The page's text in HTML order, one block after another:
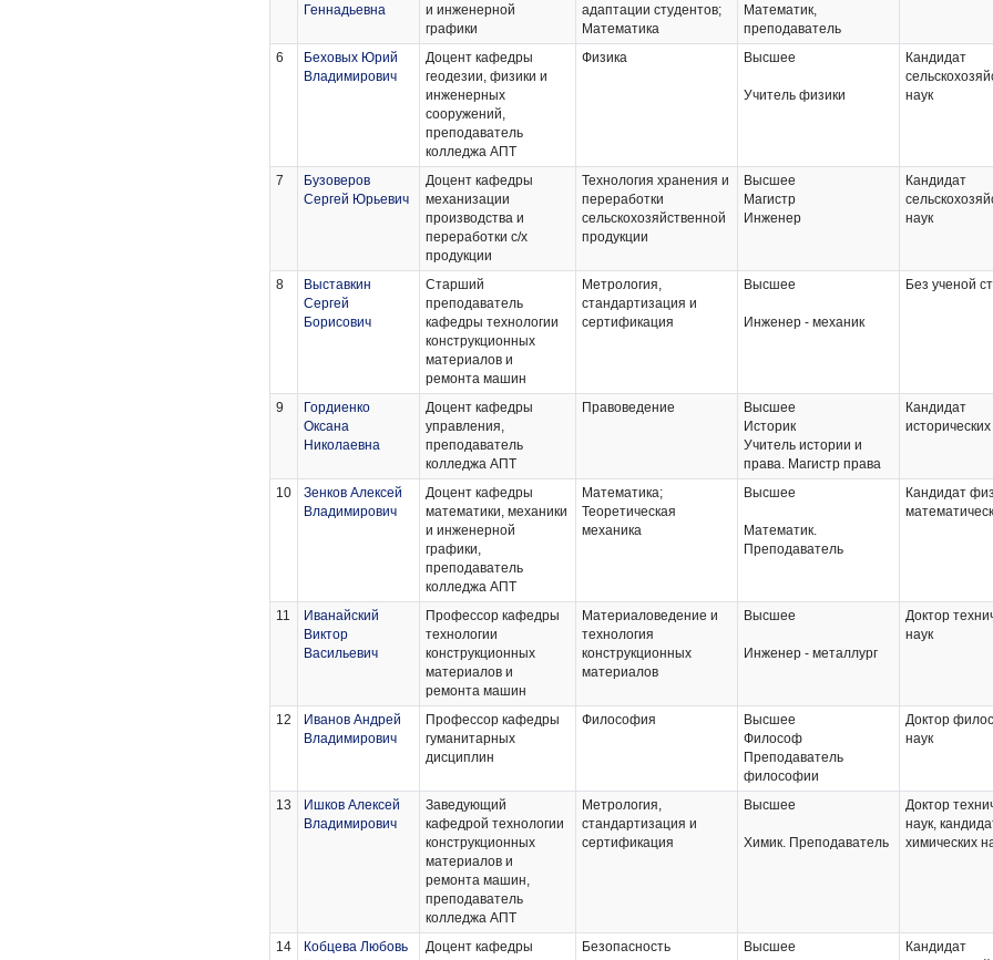
Геннадьевна
и инженерной
графики
адаптации студентов;
Математика
Математик,
преподаватель
6
Беховых Юрий
Владимирович
Доцент кафедры
геодезии, физики и
инженерных
сооружений,
преподаватель
колледжа АПТ
Физика Высшее
Учитель физики
Кандидат
наук
7
Бузоверов
Сергей Юрьевич
Доцент кафедры
механизации
производства и
переработки с/х
продукции
Технология хранения и
переработки
сельскохозяйственной
продукции
Высшее
Магистр
Инженер
Кандидат
наук
8
Выставкин
Сергей
Борисович
Старший
преподаватель
кафедры технологии
конструкционных
материалов и
ремонта машин
Метрология,
стандартизация и
сертификация
Высшее
Инженер - механик
Без ученой
9
Гордиенко
Оксана
Николаевна
Доцент кафедры
управления,
преподаватель
колледжа АПТ
Правоведение
Высшее
Историк
Учитель истории и
права. Магистр права
Кандидат
исторических
10
Зенков Алексей
Владимирович
Доцент кафедры
математики, механики
и инженерной
графики,
преподаватель
колледжа АПТ
Математика;
Теоретическая
механика
Высшее
Математик.
Преподаватель
Кандидат
11
Иванайский
Виктор
Васильевич
Профессор кафедры
технологии
конструкционных
материалов и
ремонта машин
Материаловедение и
технология
конструкционных
материалов
Высшее
Инженер - металлург
Доктор
наук
12
Иванов Андрей
Владимирович
Профессор кафедры
гуманитарных
дисциплин
Философия
Высшее
Философ
Преподаватель
философии
Доктор
наук
13
Ишков Алексей
Владимирович
Заведующий
кафедрой технологии
конструкционных
материалов и
ремонта машин,
преподаватель
колледжа АПТ
Метрология,
стандартизация и
сертификация
Высшее
Химик. Преподаватель
Доктор
наук,
химических
14
Кобцева Любовь
Доцент кафедры
Безопасность
Высшее
Кандидат